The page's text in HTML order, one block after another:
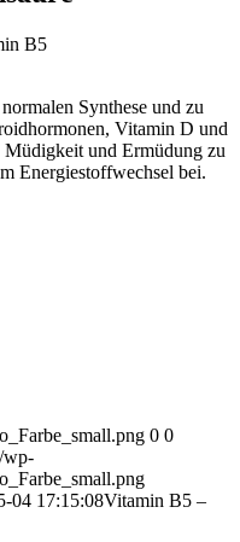
B5
Synthese und zu
Vitamin D und
und Ermüdung zu
Energiestoffwechsel bei.
0 0
wp-
04 17:15:08Vitamin B5 –